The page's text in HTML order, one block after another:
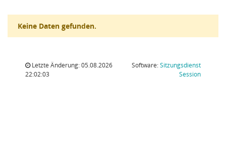
Keine Daten gefunden.
Letzte Änderung: 05.08.2026
22:02:03
Software:Sitzungsdienst
Session(Wird in